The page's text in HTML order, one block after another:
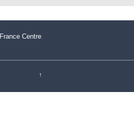
Centre
↑